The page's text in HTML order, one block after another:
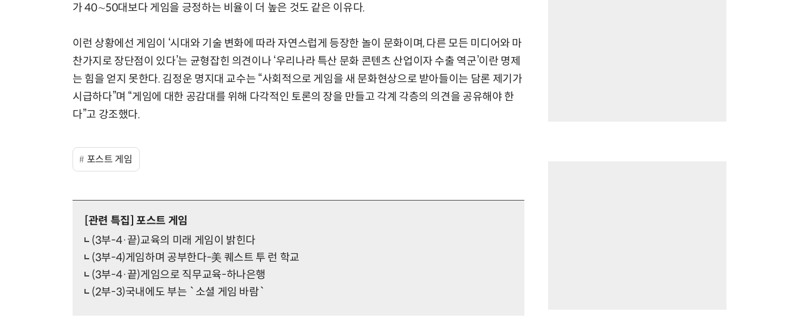
가 40∼50대보다 게임을 긍정하는 비율이 더 높은 것도 같은 이유다.
이런 상황에선 게임이 ‘시대와 기술 변화에 따라 자연스럽게 등장한 놀이 문화이며, 다른 모든 미디어와 마
찬가지로 장단점이 있다’는 균형잡힌 의견이나 ‘우리나라 특산 문화 콘텐츠 산업이자 수출 역군’이란 명제
는 힘을 얻지 못한다. 김정운 명지대 교수는 “사회적으로 게임을 새 문화현상으로 받아들이는 담론 제기가
시급하다”며 “게임에 대한 공감대를 위해 다각적인 토론의 장을 만들고 각계 각층의 의견을 공유해야 한
다”고 강조했다.
포스트 게임
[관련 특집] 포스트 게임
(3부-4·끝)교육의 미래 게임이 밝힌다
(3부-4)게임하며 공부한다-美 퀘스트 투 런 학교
(3부-4·끝)게임으로 직무교육-하나은행
(2부-3)국내에도 부는 `소셜 게임 바람`